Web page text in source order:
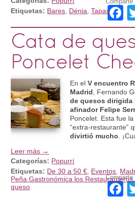
Etiquetas: Bares Dénia ,Tapas
Cata de
Poncelet
En elV encuentro
Madrid , Fernando
de quesos dirigida
afinador Felipe
Poncelet. Esta fue
“extra-restaurante”
divirtió mucho .
Leer más →
Categorías: Popurrí
Etiquetas: De 30 a 50 € Eventos
Peña Gastronómica los Restauranteros
queso